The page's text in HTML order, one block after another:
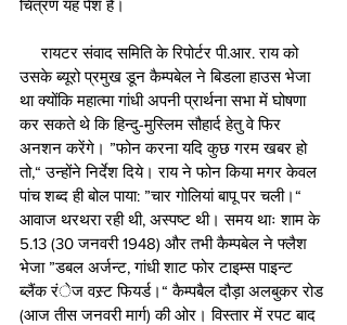
चित्रण यह पेश है।
     रायटर संवाद समिति के रिपोर्टर पी.आर. राय को
उसके ब्यूरो प्रमुख डून कैम्पबेल ने बिडला हाउस भेजा
था क्योंकि महात्मा गांधी अपनी प्रार्थना सभा में घोषणा
कर सकते थे कि हिन्दु-मुस्लिम सौहार्द हेतु वे फिर
अनशन करेंगे। ”फोन करना यदि कुछ गरम खबर हो
तो,“ उन्होंने निर्देश दिये। राय ने फोन किया मगर केवल
पांच शब्द ही बोल पाया: ”चार गोलियां बापू पर चली।“
आवाज थरथरा रही थी, अस्पष्ट थी। समय थाः शाम के
5.13 (30 जनवरी 1948) और तभी कैम्पबेल ने फ्लैश
भेजा ”डबल अर्जन्ट, गांधी शाट फोर टाइम्स पाइन्ट
ब्लैंक रंेज वस्र्ट फियर्ड।“ कैम्पबैल दौड़ा अलबुकर रोड
(आज तीस जनवरी मार्ग) की ओर। विस्तार में रपट बाद